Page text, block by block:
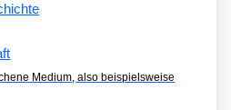
Medium, also beispielsweise